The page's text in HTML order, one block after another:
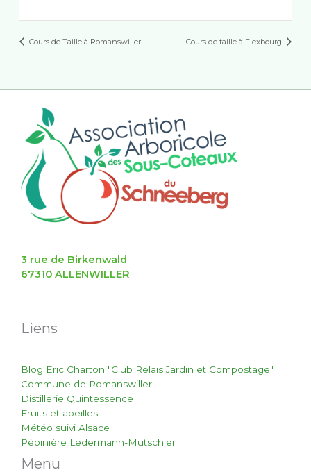
Cours de Taille à Romanswiller Cours de taille à Flexbourg
3 rue de Birkenwald
67310 ALLENWILLER
Liens
Blog Eric Charton "Club Relais Jardin et Compostage"
Commune de Romanswiller
Distillerie Quintessence
Fruits et abeilles
Météo suivi Alsace
Pépinière Ledermann-Mutschler
Menu